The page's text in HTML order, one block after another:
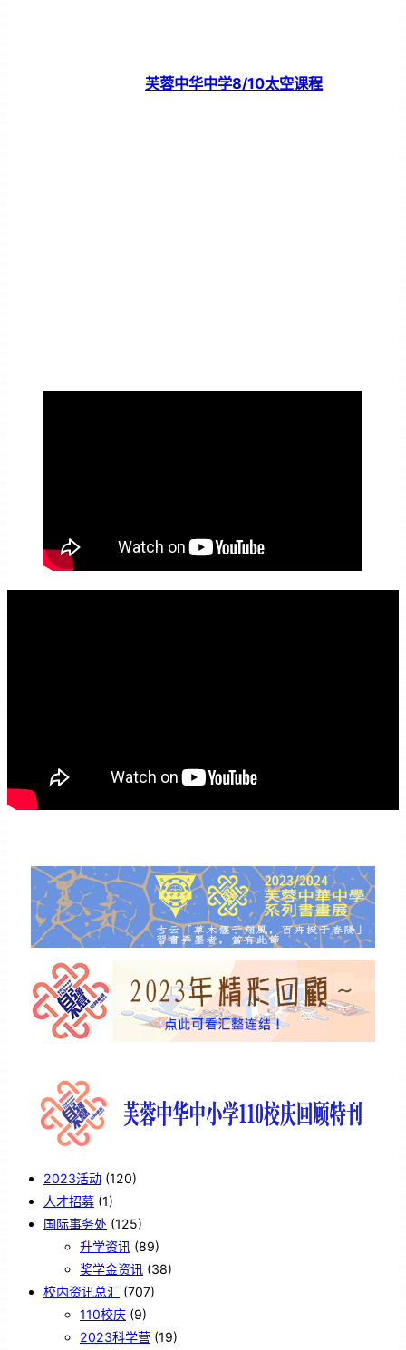
芙蓉中华中学8/10太空课程
2023活动 (120)
人才招募 (1)
国际事务处 (125)
升学资讯 (89)
奖学金资讯 (38)
校内资讯总汇 (707)
110校庆 (9)
2023科学营 (19)